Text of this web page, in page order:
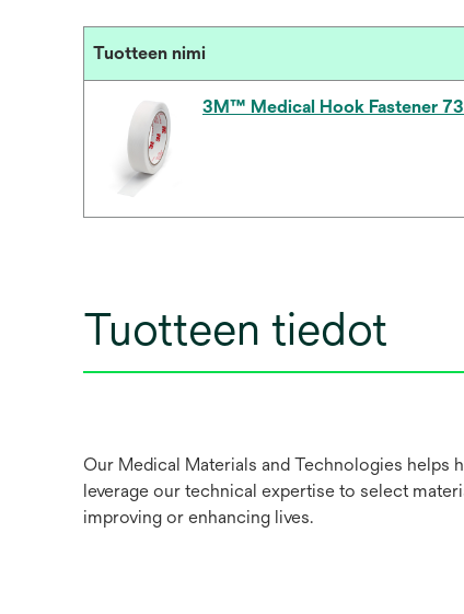
Tuotteen nimi
3M™ Medical Hook Fastener
Tuotteen tiedot
Our Medical Materials and Technologies helps
leverage our technical expertise to select
improving or enhancing lives.